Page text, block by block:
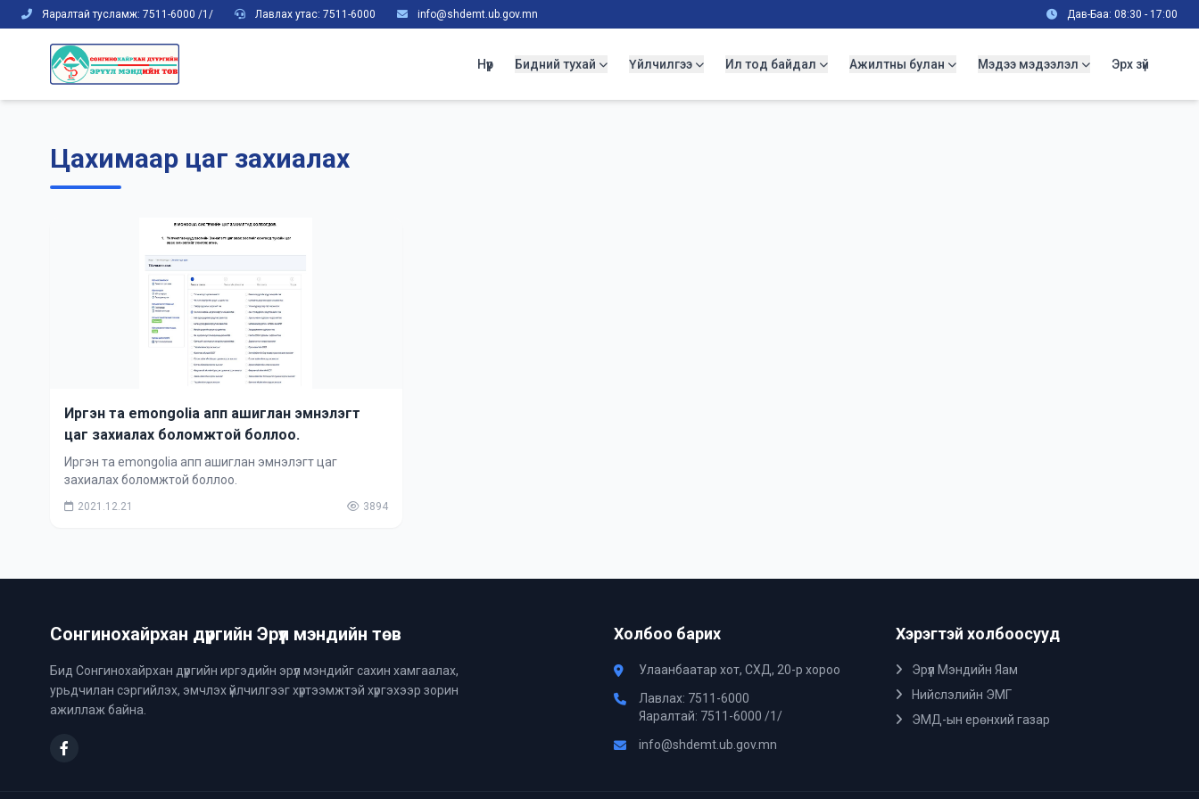
Яаралтай тусламж: 7511-6000 /1/ Лавлах утас: 7511-6000 info@shdemt.ub.gov.mn Дав-Баа: 08:30 - 17:00
Нүүр Бидний тухай Үйлчилгээ Ил тод байдал Ажилтны булан Мэдээ мэдээлэл Эрх зүй
Цахимаар цаг захиалах
Иргэн та emongolia апп ашиглан эмнэлэгт
цаг захиалах боломжтой боллоо.
Иргэн та emongolia апп ашиглан эмнэлэгт цаг
захиалах боломжтой боллоо.
2021.12.21 3894
Сонгинохайрхан дүүргийн Эрүүл мэндийн төв
Бид Сонгинохайрхан дүүргийн иргэдийн эрүүл мэндийг сахин хамгаалах,
урьдчилан сэргийлэх, эмчлэх үйлчилгээг хүртээмжтэй хүргэхээр зорин
ажиллаж байна.
Холбоо барих
Улаанбаатар хот, СХД, 20-р хороо
Лавлах: 7511-6000
Яаралтай: 7511-6000 /1/
info@shdemt.ub.gov.mn
Хэрэгтэй холбоосууд
Эрүүл Мэндийн Яам
Нийслэлийн ЭМГ
ЭМД-ын ерөнхий газар